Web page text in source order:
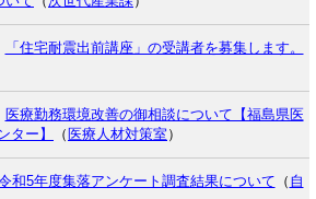
「住宅耐震出前講座」の受講者を募集します。
医療勤務環境改善の御相談について【福島県医
ター】
（ 医療人材対策室 ）
和5年度集落アンケート調査結果について （ 自